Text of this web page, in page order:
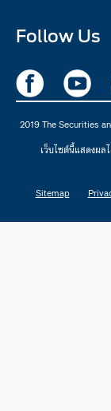
Follow Us
2019 The Securities
เว็บไซต์นี้แสดงผ
Sitemap